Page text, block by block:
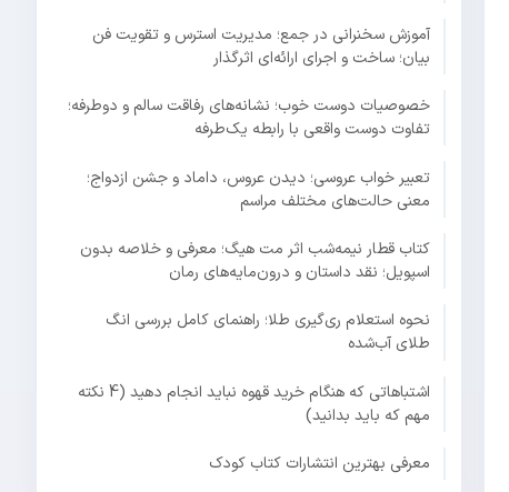
آموزش سخنرانی در جمع؛ مدیریت استرس و تقویت فن
بیان؛ ساخت و اجرای ارائه‌ای اثرگذار
خصوصیات دوست خوب؛ نشانه‌های رفاقت سالم و دوطرفه؛
تفاوت دوست واقعی با رابطه یک‌طرفه
تعبیر خواب عروسی؛ دیدن عروس، داماد و جشن ازدواج؛
معنی حالت‌های مختلف مراسم
کتاب قطار نیمه‌شب اثر مت هیگ؛ معرفی و خلاصه بدون
اسپویل؛ نقد داستان و درون‌مایه‌های رمان
نحوه استعلام ری‌گیری طلا؛ راهنمای کامل بررسی انگ
طلای آب‌شده
اشتباهاتی که هنگام خرید قهوه نباید انجام دهید (4 نکته
مهم که باید بدانید)
معرفی بهترین انتشارات کتاب کودک